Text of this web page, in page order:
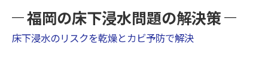
福岡の床下浸水問題の解決策
床下浸水のリスクを乾燥とカビ予防で解決